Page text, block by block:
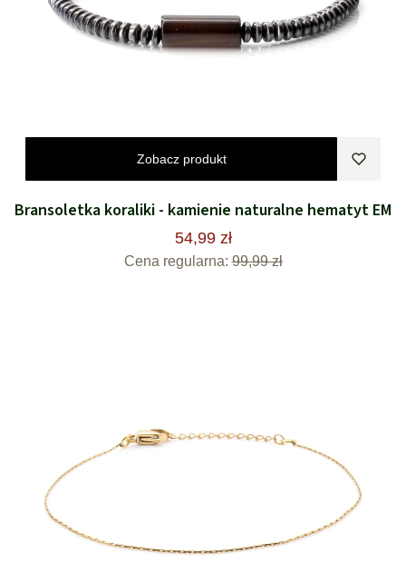
Zobacz produkt
Bransoletka koraliki - kamienie naturalne hematyt EM
54,99 zł
Cena regularna: 99,99 zł